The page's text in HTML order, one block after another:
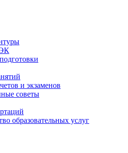
и экзаменов
советы
образовательных услуг